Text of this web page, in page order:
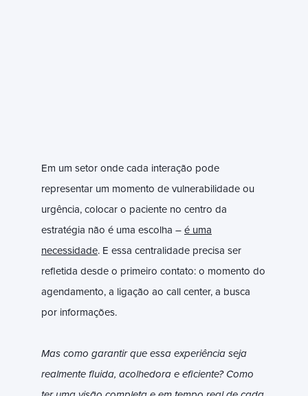
Em um setor onde cada interação pode
representar um momento de vulnerabilidade ou
urgência, colocar o paciente no centro da
estratégia não é uma escolha – é uma
necessidade. E essa centralidade precisa ser
refletida desde o primeiro contato: o momento do
agendamento, a ligação ao call center, a busca
por informações.
Mas como garantir que essa experiência seja
realmente fluida, acolhedora e eficiente? Como